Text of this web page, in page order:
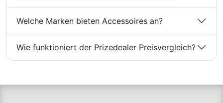
Welche Marken bieten Accessoires an?
Wie funktioniert der Prizedealer Preisvergleich?